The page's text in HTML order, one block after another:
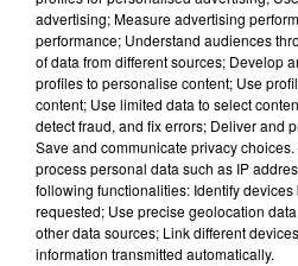
68.Votre expertise garantira la
projets dans les meilleures
𝐔𝐧(𝐞) 𝐃𝐞𝐬𝐬𝐢𝐧𝐚𝐭𝐞𝐮𝐫(𝐭𝐫𝐢𝐜𝐞) /
Vous participerez à concevoir les
optimiser nos réalisations.
🫱🏼‍🫲🏼 𝐃𝐞𝐬 𝐂𝐡𝐚𝐫𝐠é(𝐞)𝐬 𝐝𝐞
commercial pour le Bas-Rhin
rôle stratégique pour développer
accompagner nos clients dans
Pourquoi rejoindre Maisons Brand
advertising; Measure advertising
performance; Understand audiences
of data from different sources; Develop
profiles to personalise content; Use
content; Use limited data to select
detect fraud, and fix errors; Deliver and
Save and communicate privacy
process personal data such as IP
following functionalities: Identify
requested; Use precise geolocation
other data sources; Link different
information transmitted automatically.